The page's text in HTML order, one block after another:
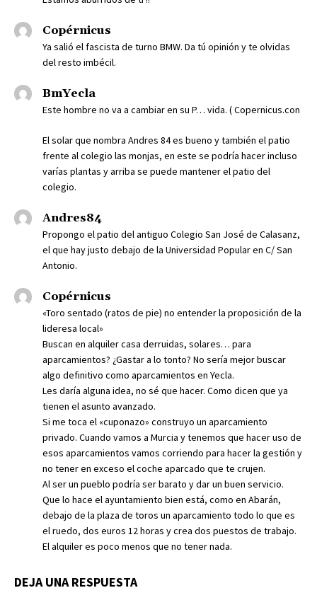
Copérnicus
Ya salió el fascista de turno BMW. Da tú opinión y te olvidas
del resto imbécil.
BmYecla
Este hombre no va a cambiar en su P… vida. ( Copernicus.con
El solar que nombra Andres 84 es bueno y también el patio
frente al colegio las monjas, en este se podría hacer incluso
varías plantas y arriba se puede mantener el patio del
colegio.
Andres84
Propongo el patio del antiguo Colegio San José de Calasanz,
el que hay justo debajo de la Universidad Popular en C/ San
Antonio.
Copérnicus
«Toro sentado (ratos de pie) no entender la proposición de la
lideresa local»
Buscan en alquiler casa derruidas, solares… para
aparcamientos? ¿Gastar a lo tonto? No sería mejor buscar
algo definitivo como aparcamientos en Yecla.
Les daría alguna idea, no sé que hacer. Como dicen que ya
tienen el asunto avanzado.
Si me toca el «cuponazo» construyo un aparcamiento
privado. Cuando vamos a Murcia y tenemos que hacer uso de
esos aparcamientos vamos corriendo para hacer la gestión y
no tener en exceso el coche aparcado que te crujen.
Al ser un pueblo podría ser barato y dar un buen servicio.
Que lo hace el ayuntamiento bien está, como en Abarán,
debajo de la plaza de toros un aparcamiento todo lo que es
el ruedo, dos euros 12 horas y crea dos puestos de trabajo.
El alquiler es poco menos que no tener nada.
DEJA UNA RESPUESTA